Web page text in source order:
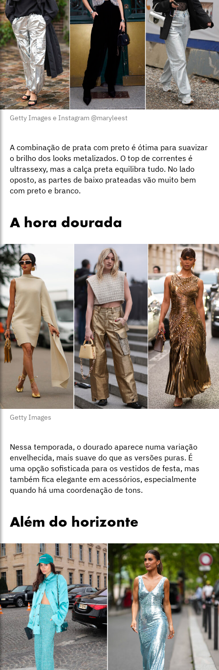
Getty Images e Instagram @maryleest
A combinação de prata com preto é ótima para suavizar
o brilho dos looks metalizados. O top de correntes é
ultrassexy, mas a calça preta equilibra tudo. No lado
oposto, as partes de baixo prateadas vão muito bem
com preto e branco.
A hora dourada
Getty Images
Nessa temporada, o dourado aparece numa variação
envelhecida, mais suave do que as versões puras. É
uma opção sofisticada para os vestidos de festa, mas
também fica elegante em acessórios, especialmente
quando há uma coordenação de tons.
Além do horizonte